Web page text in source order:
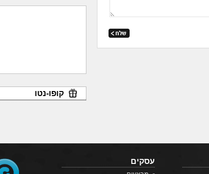
קופו-נטו
עסקים